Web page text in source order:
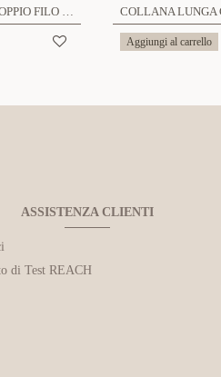
COLLANA LUNGA A DOPPIO FILO MULTIDISCO - SW23148E847
Aggiungi al carrello
ASSISTENZA CLIENTI
di Test REACH